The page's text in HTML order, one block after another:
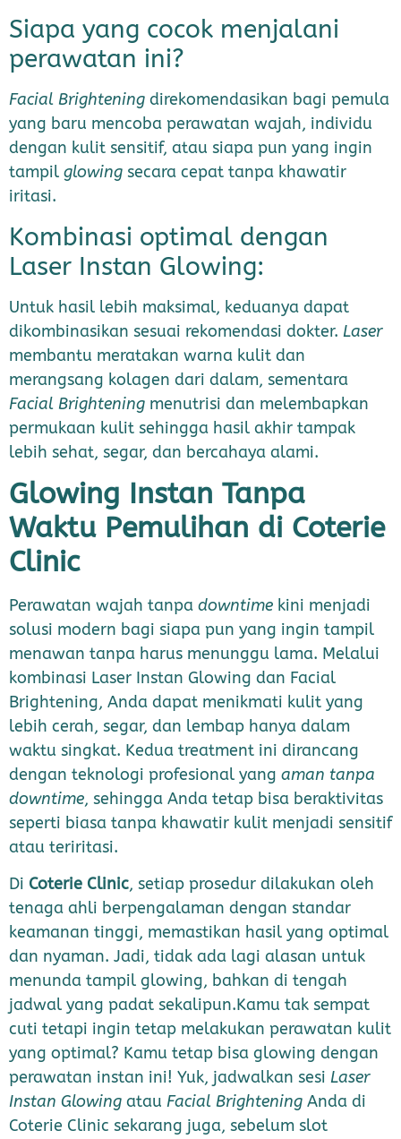
Siapa yang cocok menjalani
perawatan ini?
Facial Brightening direkomendasikan bagi pemula
yang baru mencoba perawatan wajah, individu
dengan kulit sensitif, atau siapa pun yang ingin
tampil glowing secara cepat tanpa khawatir
iritasi.
Kombinasi optimal dengan
Laser Instan Glowing:
Untuk hasil lebih maksimal, keduanya dapat
dikombinasikan sesuai rekomendasi dokter. Laser
membantu meratakan warna kulit dan
merangsang kolagen dari dalam, sementara
Facial Brightening menutrisi dan melembapkan
permukaan kulit sehingga hasil akhir tampak
lebih sehat, segar, dan bercahaya alami.
Glowing Instan Tanpa
Waktu Pemulihan di Coterie
Clinic
Perawatan wajah tanpa downtime kini menjadi
solusi modern bagi siapa pun yang ingin tampil
menawan tanpa harus menunggu lama. Melalui
kombinasi Laser Instan Glowing dan Facial
Brightening, Anda dapat menikmati kulit yang
lebih cerah, segar, dan lembap hanya dalam
waktu singkat. Kedua treatment ini dirancang
dengan teknologi profesional yang aman tanpa
downtime, sehingga Anda tetap bisa beraktivitas
seperti biasa tanpa khawatir kulit menjadi sensitif
atau teriritasi.
Di Coterie Clinic, setiap prosedur dilakukan oleh
tenaga ahli berpengalaman dengan standar
keamanan tinggi, memastikan hasil yang optimal
dan nyaman. Jadi, tidak ada lagi alasan untuk
menunda tampil glowing, bahkan di tengah
jadwal yang padat sekalipun.Kamu tak sempat
cuti tetapi ingin tetap melakukan perawatan kulit
yang optimal? Kamu tetap bisa glowing dengan
perawatan instan ini! Yuk, jadwalkan sesi Laser
Instan Glowing atau Facial Brightening Anda di
Coterie Clinic sekarang juga, sebelum slot